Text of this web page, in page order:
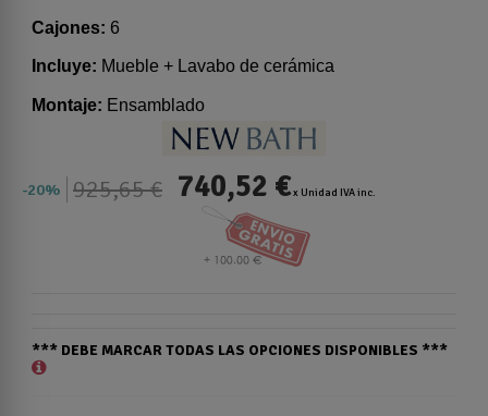
Cajones: 6
Incluye: Mueble + Lavabo de cerámica
Montaje: Ensamblado
20% 925,65 € 740,52 €x Unidad IVA inc.
*** DEBE MARCAR TODAS LAS OPCIONES DISPONIBLES ***